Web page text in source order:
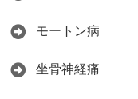
モートン病
坐骨神経痛